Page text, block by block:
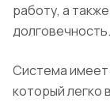
работу, а
долговечность.
Система имеет
который легко